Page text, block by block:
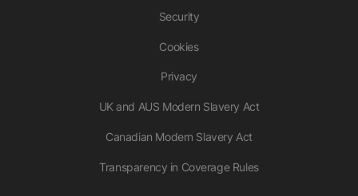
Security
Cookies
Privacy
UK and AUS Modern Slavery Act
Canadian Modern Slavery Act
Transparency in Coverage Rules